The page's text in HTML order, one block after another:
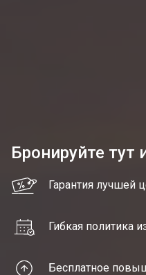
Бронируйте тут
Гарантия лучшей
Гибкая политика
Бесплатное